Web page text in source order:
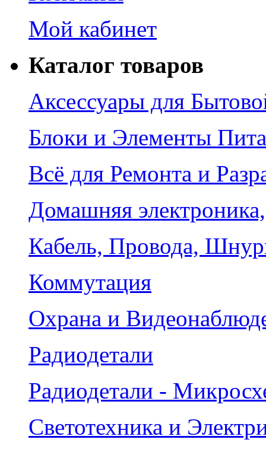
Мой кабинет
Каталог товаров
Аксессуары для
Блоки и Элементы
Всё для Ремонта и
Домашняя
Кабель, Провода,
Коммутация
Охрана и
Радиодетали
Радиодетали -
Светотехника и